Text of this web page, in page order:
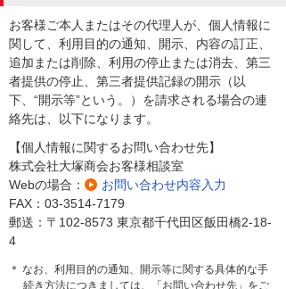
お客様ご本人またはその代理人が、個人情報に
関して、利用目的の通知、開示、内容の訂正、
追加または削除、利用の停止または消去、第三
者提供の停止、第三者提供記録の開示（以
下、“開示等”という。）を請求される場合の連
絡先は、以下になります。
【個人情報に関するお問い合わせ先】
株式会社大塚商会お客様相談室
Webの場合：
お問い合わせ内容入力
FAX：03-3514-7179
郵送：〒102-8573 東京都千代田区飯田橋2-18-
4
＊ なお、利用目的の通知、開示等に関する具体的な手
続き方法につきましては、「お問い合わせ先」をご